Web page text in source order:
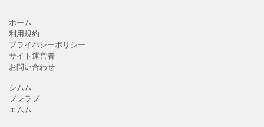
ホーム
利用規約
プライバシーポリシー
サイト運営者
お問い合わせ
シムム
ブレラブ
エムム